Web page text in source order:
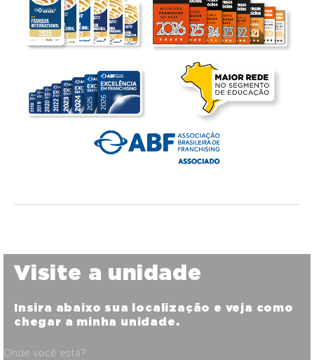
Visite a unidade
Insira abaixo sua localização e veja como
chegar a minha unidade.
Onde você está?